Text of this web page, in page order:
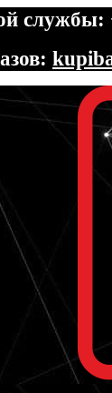
службы: